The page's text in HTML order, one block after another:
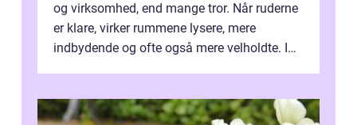
og virksomhed, end mange tror. Når ruderne
er klare, virker rummene lysere, mere
indbydende og ofte også mere velholdte. I